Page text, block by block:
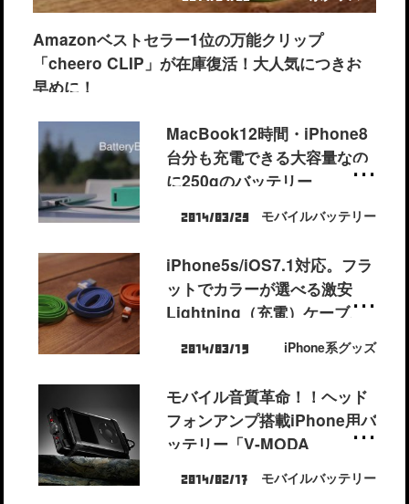
Amazonベストセラー1位の万能クリップ
「cheero CLIP」が在庫復活！大人気につきお
早めに！
MacBook12時間・iPhone8
台分も充電できる大容量なの
に250gのバッテリー
始！
2014/03/25 モバイルバッテリー
iPhone5s/iOS7.1対応。フラ
ットでカラーが選べる激安
Lightning（充電）ケーブル
をまとめ買いしてみた。
2014/03/19 iPhone系グッズ
モバイル音質革命！！ヘッド
フォンアンプ搭載iPhone用バ
ッテリー「V-MODA
ん。
2014/02/17 モバイルバッテリー